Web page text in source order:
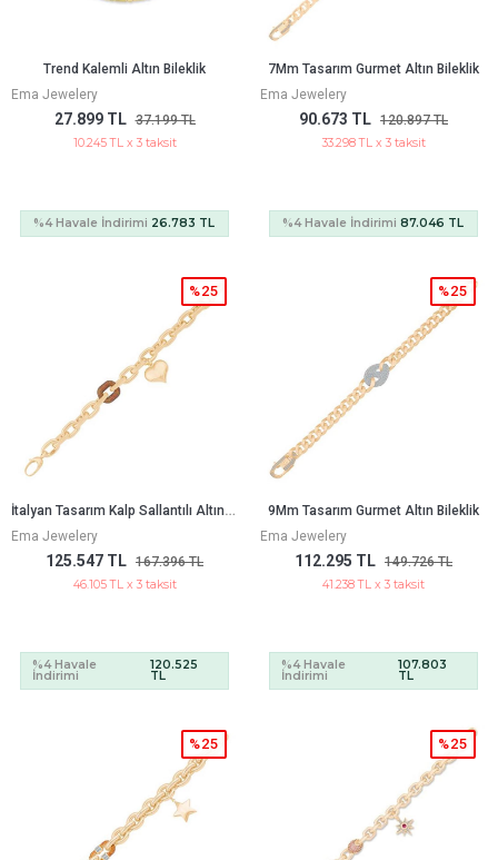
Trend Kalemli Altın Bileklik
Ema Jewelery
27.899 TL 37.199 TL
10.245 TL x 3 taksit
%4 Havale İndirimi 26.783 TL
7Mm Tasarım Gurmet Altın Bileklik
Ema Jewelery
90.673 TL 120.897 TL
33.298 TL x 3 taksit
%4 Havale İndirimi87.046 TL
İ
Talyan Tasarım Kalp Sallantılı Altın Bileklik
Ema Jewelery
125.547 TL 167.396 TL
%25
46.105 TL x 3 taksit
%4 Havale
İndirimi
120.525
TL
9Mm Tasarım Gurmet Altın Bileklik
Ema Jewelery
112.295 TL 149.726 TL
%25
41.238 TL x 3 taksit
%4 Havale
İndirimi
107.803
TL
%25 %25